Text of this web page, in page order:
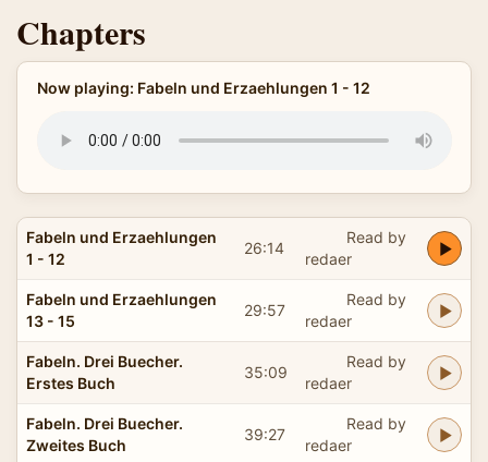
Chapters
Now playing: Fabeln und Erzaehlungen 1 - 12
Fabeln und Erzaehlungen
1 - 12
26:14
Read by
redaer
Fabeln und Erzaehlungen
13 - 15
29:57
Read by
redaer
Fabeln. Drei Buecher.
Erstes Buch
35:09
Read by
redaer
Fabeln. Drei Buecher.
Zweites Buch
39:27
Read by
redaer